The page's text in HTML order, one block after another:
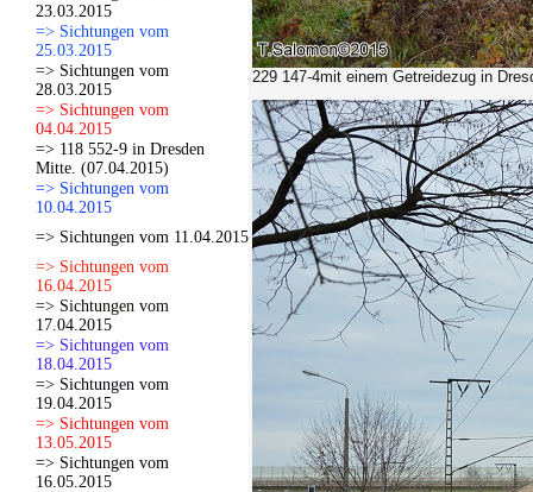
23.03.2015
=> Sichtungen vom
25.03.2015
=> Sichtungen vom
28.03.2015
=> Sichtungen vom
04.04.2015
=> 118 552-9 in Dresden
Mitte. (07.04.2015)
=> Sichtungen vom
10.04.2015
=> Sichtungen vom 11.04.2015
=> Sichtungen vom
16.04.2015
=> Sichtungen vom
17.04.2015
=> Sichtungen vom
18.04.2015
=> Sichtungen vom
19.04.2015
=> Sichtungen vom
13.05.2015
=> Sichtungen vom
16.05.2015
229 147-4mit einem Getreidezug in